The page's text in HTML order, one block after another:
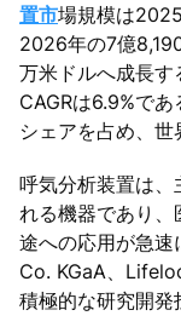
置市場規模は
2026年の7億
万米ドルへ成長
CAGRは6.9%で
シェアを占め、世
呼気分析装置は、
れる機器であり
途への応用が急
Co. KGaA、
積極的な研究開発